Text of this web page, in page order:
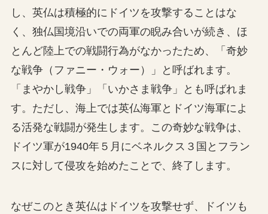
し、英仏は積極的にドイツを攻撃することはな
く、独仏国境沿いでの両軍の睨み合いが続き、ほ
とんど陸上での戦闘行為がなかったため、「奇妙
な戦争（ファニー・ウォー）」と呼ばれます。
「まやかし戦争」「いかさま戦争」とも呼ばれま
す。ただし、海上では英仏海軍とドイツ海軍によ
る活発な戦闘が発生します。この奇妙な戦争は、
ドイツ軍が1940年５月にベネルクス３国とフラン
スに対して侵攻を始めたことで、終了します。
なぜこのとき英仏はドイツを攻撃せず、ドイツも